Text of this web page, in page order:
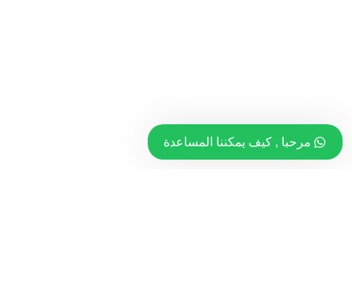
مرحبا , كيف يمكننا المساعدة